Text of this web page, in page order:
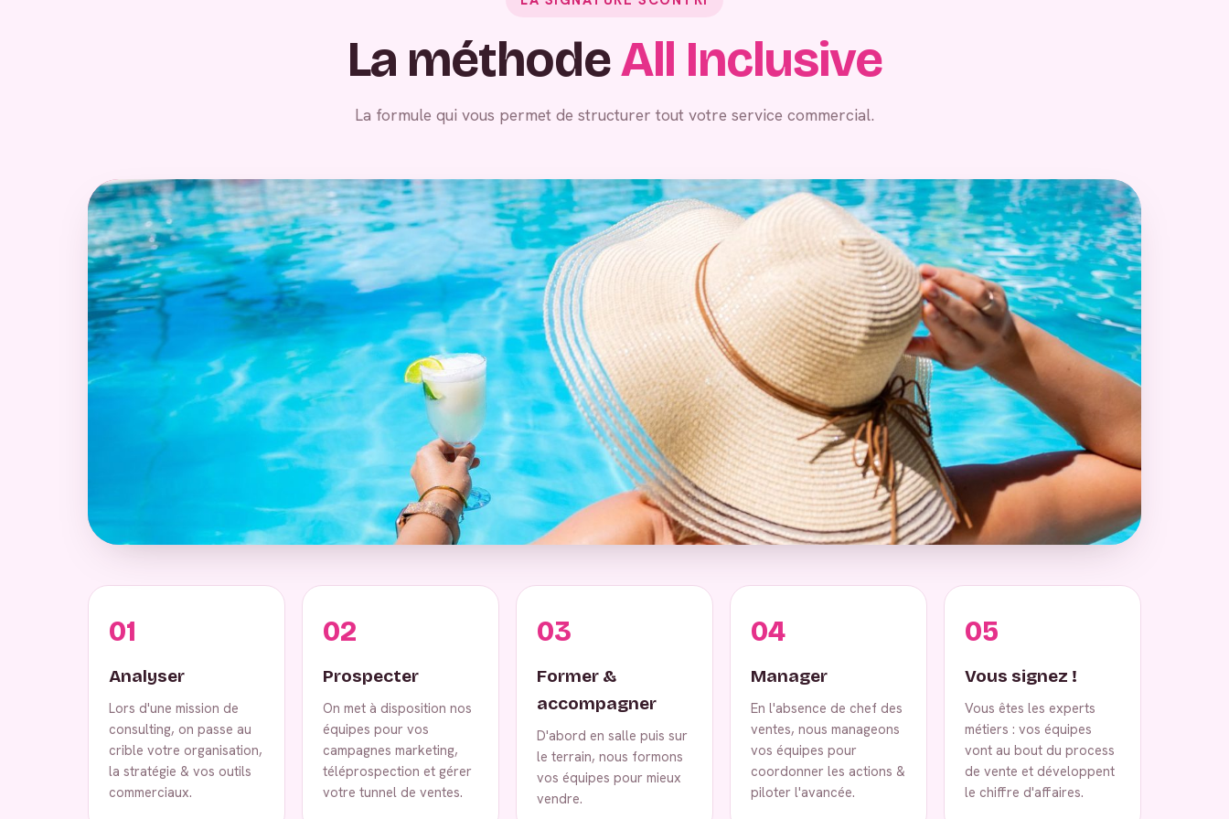
La méthodeAll Inclusive
La formule qui vous permet de structurer tout votre service commercial.
01
Analyser
Lors d'une mission de
consulting, on passe au
crible votre organisation,
la stratégie & vos outils
commerciaux.
02
Prospecter
On met à disposition nos
équipes pour vos
campagnes marketing,
téléprospection et gérer
votre tunnel de ventes.
03
Former &
accompagner
D'abord en salle puis sur
le terrain, nous formons
vos équipes pour mieux
vendre.
04
Manager
En l'absence de chef des
ventes, nous manageons
vos équipes pour
coordonner les actions &
piloter l'avancée.
05
Vous signez !
Vous êtes les experts
métiers : vos équipes
vont au bout du process
de vente et développent
le chiffre d'affaires.